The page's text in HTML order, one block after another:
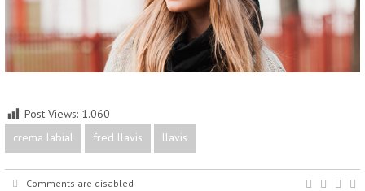
Post Views: 1.060
crema labial
fred llavis llavis
Comments are disabled